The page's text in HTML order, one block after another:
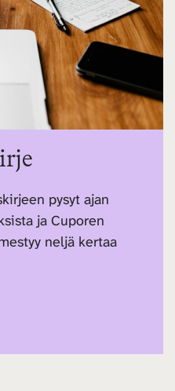
pysyt ajan
ja Cuporen
neljä kertaa